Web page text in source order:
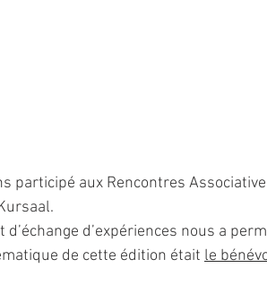
participé aux Rencontres
d’expériences nous a
de cette édition était le